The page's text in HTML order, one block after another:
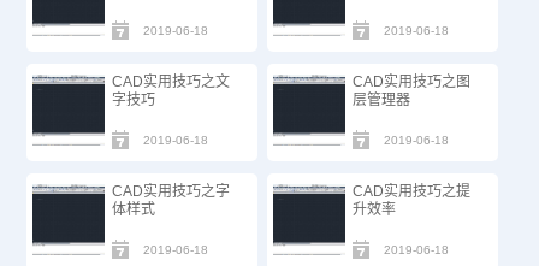
2019-06-18 2019-06-18
CAD实用技巧之文
字技巧
2019-06-18
CAD实用技巧之图
层管理器
2019-06-18
CAD实用技巧之字
体样式
2019-06-18
CAD实用技巧之提
升效率
2019-06-18